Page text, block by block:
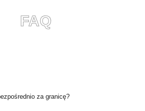
FAQ
za granicę?